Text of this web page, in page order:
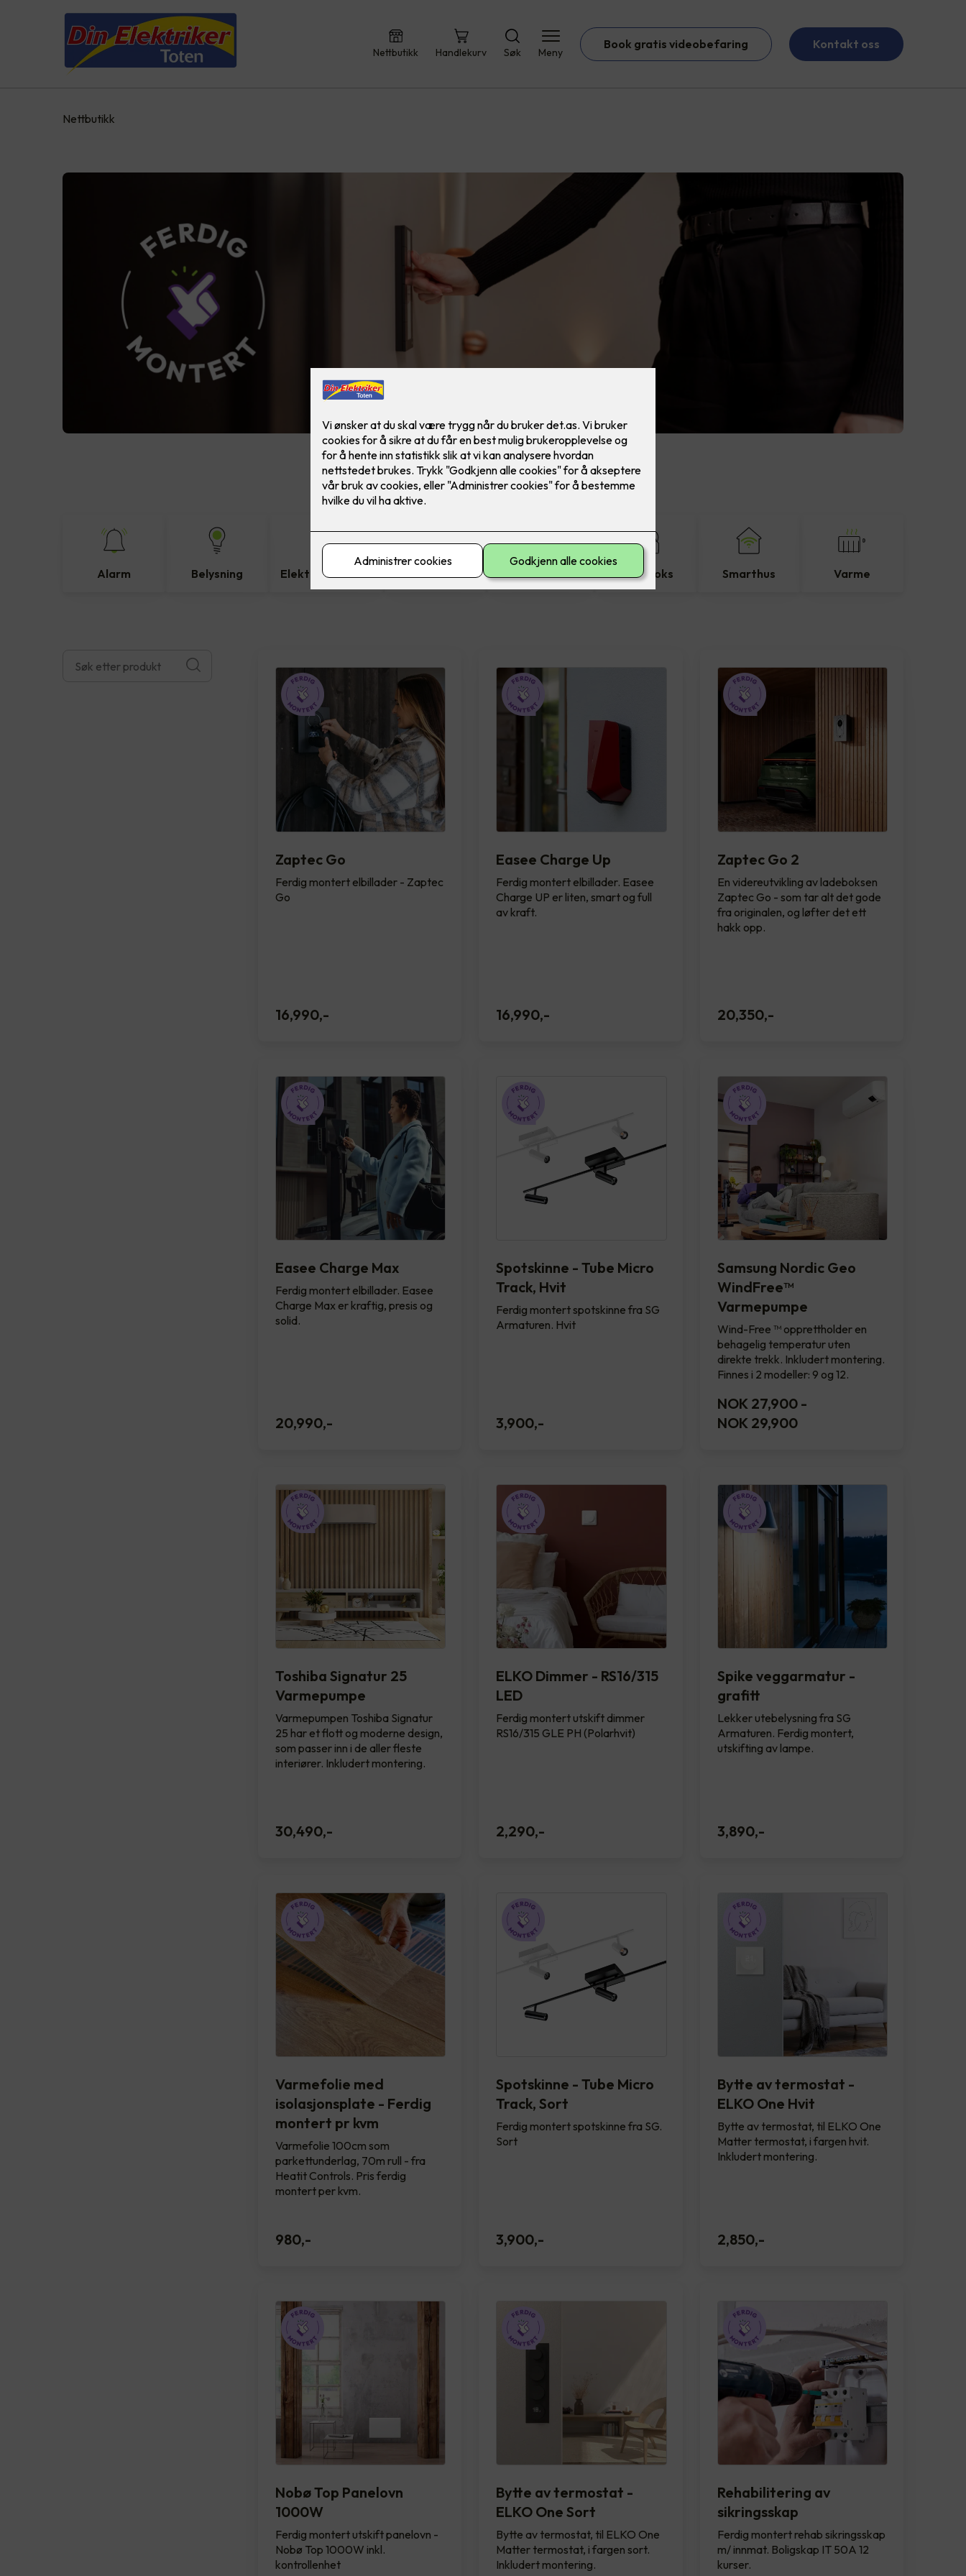
Nettbutikk Handlekurv Søk Meny
Book gratis videobefaring Kontakt oss
Nettbutikk
Alarm Belysning Elektromateriell El-sikkerhet Ferdig montert Ladeboks Smarthus Varme
Zaptec Go
Ferdig montert elbillader - Zaptec
Go
16,990,-
Easee Charge Up
Ferdig montert elbillader. Easee
Charge UP er liten, smart og full
av kraft.
16,990,-
Zaptec Go 2
En videreutvikling av ladeboksen
Zaptec Go - som tar alt det gode
fra originalen, og løfter det ett
hakk opp.
20,350,-
Easee Charge Max
Ferdig montert elbillader. Easee
Charge Max er kraftig, presis og
solid.
20,990,-
Spotskinne - Tube Micro
Track, Hvit
Ferdig montert spotskinne fra SG
Armaturen. Hvit
3,900,-
Samsung Nordic Geo
WindFree™️
Varmepumpe
Wind-Free ™ opprettholder en
behagelig temperatur uten
direkte trekk. Inkludert montering.
Finnes i 2 modeller: 9 og 12.
NOK 27,900-
NOK 29,900
Toshiba Signatur 25
Varmepumpe
Varmepumpen Toshiba Signatur
25 har et flott og moderne design,
som passer inn i de aller fleste
interiører. Inkludert montering.
30,490,-
ELKO Dimmer - RS16/315
LED
Ferdig montert utskift dimmer
RS16/315 GLE PH (Polarhvit)
2,290,-
Spike veggarmatur -
grafitt
Lekker utebelysning fra SG
Armaturen. Ferdig montert,
utskifting av lampe.
3,890,-
Varmefolie med
isolasjonsplate - Ferdig
montert pr kvm
Varmefolie 100cm som
parkettunderlag, 70m rull - fra
Heatit Controls. Pris ferdig
montert per kvm.
980,-
Spotskinne - Tube Micro
Track, Sort
Ferdig montert spotskinne fra SG.
Sort
3,900,-
Bytte av termostat -
ELKO One Hvit
Bytte av termostat, til ELKO One
Matter termostat, i fargen hvit.
Inkludert montering.
2,850,-
Nobø Top Panelovn
1000W
Ferdig montert utskift panelovn -
Nobø Top 1000W inkl.
kontrollenhet
Bytte av termostat -
ELKO One Sort
Bytte av termostat, til ELKO One
Matter termostat, i fargen sort.
Inkludert montering.
Rehabilitering av
sikringsskap
Ferdig montert rehab sikringsskap
m/ innmat. Boligskap IT 50A 12
kurser.